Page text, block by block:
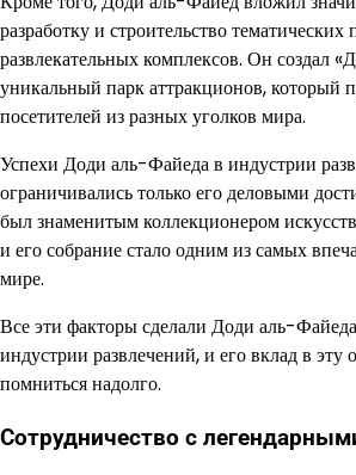
разработку и строительство тематических
развлекательных комплексов. Он создал
уникальный парк аттракционов, который
посетителей из разных уголков мира.
Успехи Доди аль-Файеда в индустрии
ограничивались только его деловыми
был знаменитым коллекционером
и его собрание стало одним из самых
мире.
Все эти факторы сделали Доди аль-
индустрии развлечений, и его вклад в эту
помниться надолго.
Сотрудничество с